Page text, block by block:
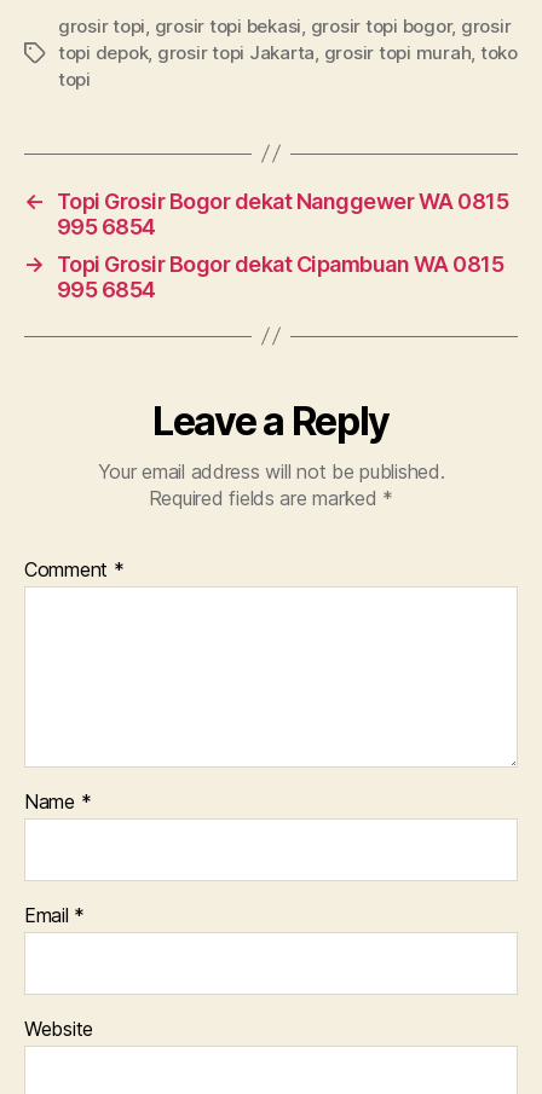
Tags
grosir topi grosir topi bekasi grosir topi bogor, grosir
topi depok, grosir topi Jakarta grosir topi murah toko
topi
←
Topi Grosir Bogor dekat Nanggewer WA 0815
995 6854
→
Topi Grosir Bogor dekat Cipambuan WA 0815
995 6854
Leave a Reply
Your email address will not be published.
Required fields are marked *
Comment *
Name *
Email *
Website